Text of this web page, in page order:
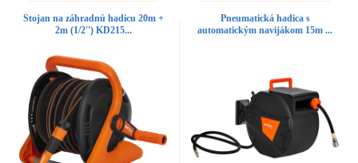
Stojan na záhradnú hadicu 20m +
2m (1/2'') KD215...
Pneumatická hadica s
automatickým navijákom 15m ...